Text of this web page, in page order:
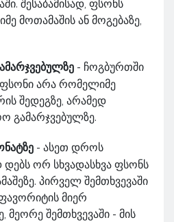
შესაბამისად, ფსონს
მოთამაშის ან მოგებაზე,
- ჩოგბურთში
არა რომელიმე
შედეგზე, არამედ
გამარჯვებულზე.
- ასეთ დროს
ორ სხვადასხვა ფსონს
პირველ შემთხვევაში
მიერ
მეორე შემთხვევაში - მის